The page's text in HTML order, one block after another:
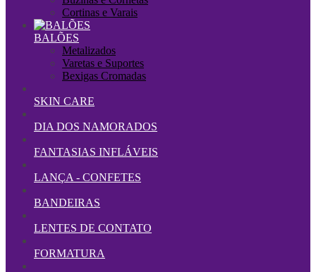
Cortinas e Varais
BALÕES
Metalizados
Varetas e Suportes
Bexigas Cromadas
SKIN CARE
DIA DOS NAMORADOS
FANTASIAS INFLÁVEIS
LANÇA - CONFETES
BANDEIRAS
LENTES DE CONTATO
FORMATURA